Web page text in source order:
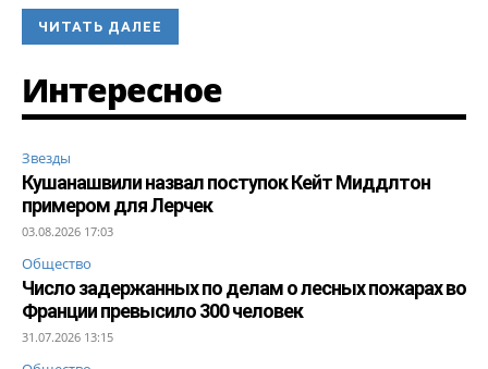
ЧИТАТЬ ДАЛЕЕ
Интересное
Звезды
Кушанашвили назвал поступок Кейт Миддлтон
примером для Лерчек
03.08.2026 17:03
Общество
Число задержанных по делам о лесных пожарах во
Франции превысило 300 человек
31.07.2026 13:15